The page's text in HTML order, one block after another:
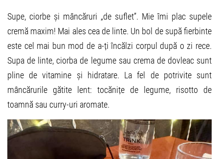
Supe, ciorbe și mâncăruri „de suflet”. Mie îmi plac supele
cremă maxim! Mai ales cea de linte. Un bol de supă fierbinte
este cel mai bun mod de a-ți încălzi corpul după o zi rece.
Supa de linte, ciorba de legume sau crema de dovleac sunt
pline de vitamine și hidratare. La fel de potrivite sunt
mâncărurile gătite lent: tocănițe de legume, risotto de
toamnă sau curry-uri aromate.